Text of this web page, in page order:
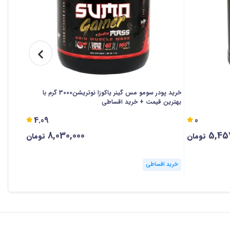
که در
0
تومان
خرید پودر سومو مس گینر یاکوزا نوتریشن3000 گرم با
بهترین قیمت + خرید اقساطی
4.09
8,030,000 تومان
خرید اقساطی